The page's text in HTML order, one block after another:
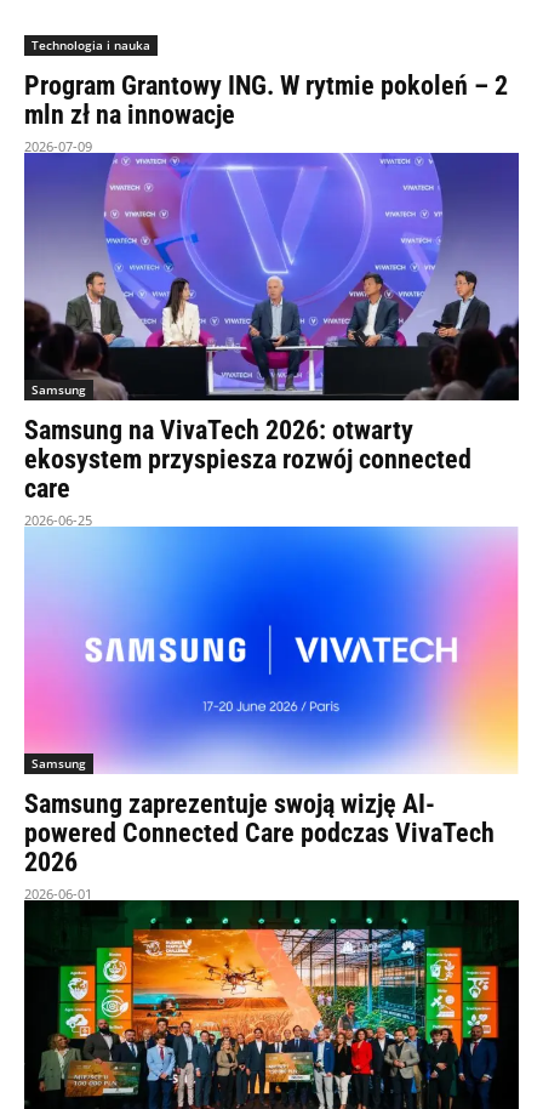
Technologia i nauka
Program Grantowy ING. W rytmie pokoleń – 2
mln zł na innowacje
2026-07-09
Samsung
Samsung na VivaTech 2026: otwarty
ekosystem przyspiesza rozwój connected
care
2026-06-25
Samsung
Samsung zaprezentuje swoją wizję AI-
powered Connected Care podczas VivaTech
2026
2026-06-01